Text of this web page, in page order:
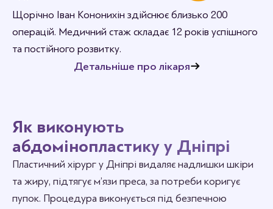
Щорічно Іван Кононихін здійснює близько 200
операцій. Медичний стаж складає 12 років успішного
та постійного розвитку.
Детальніше про лікаря
Як виконують
абдомінопластику у Дніпрі
Пластичний хірург у Дніпрі видаляє надлишки шкіри
та жиру, підтягує м’язи преса, за потреби коригує
пупок. Процедура виконується під безпечною